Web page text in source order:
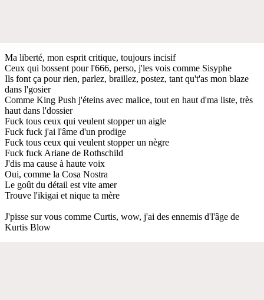
Ma liberté, mon esprit critique, toujours incisif
Ceux qui bossent pour l'666, perso, j'les vois comme Sisyphe
Ils font ça pour rien, parlez, braillez, postez, tant qu't'as mon blaze
dans l'gosier
Comme King Push j'éteins avec malice, tout en haut d'ma liste, très
haut dans l'dossier
Fuck tous ceux qui veulent stopper un aigle
Fuck fuck j'ai l'âme d'un prodige
Fuck tous ceux qui veulent stopper un nègre
Fuck fuck Ariane de Rothschild
J'dis ma cause à haute voix
Oui, comme la Cosa Nostra
Le goût du détail est vite amer
Trouve l'ikigai et nique ta mère
J'pisse sur vous comme Curtis, wow, j'ai des ennemis d'l'âge de
Kurtis Blow